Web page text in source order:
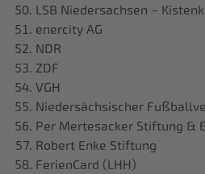
LSB Niedersachsen –
enercity AG
NDR
ZDF
VGH
Niedersächsischer
Per Mertesacker Stiftung &
Robert Enke Stiftung
FerienCard (LHH)